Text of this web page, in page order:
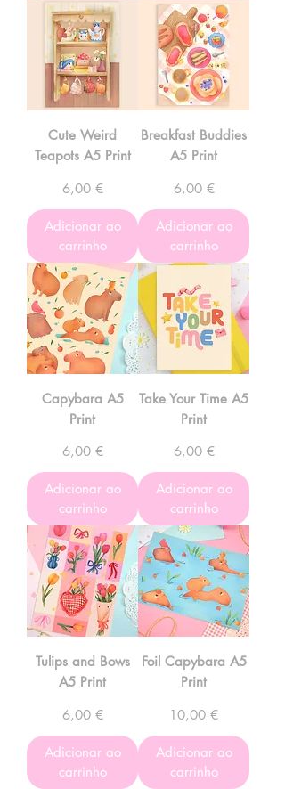
Cute Weird
Teapots A5 Print
Preço
6,00 €
Adicionar ao
carrinho
Breakfast Buddies
A5 Print
Preço
6,00 €
Adicionar ao
carrinho
Capybara A5
Print
Preço
6,00 €
Adicionar ao
carrinho
Take Your Time A5
Print
Preço
6,00 €
Adicionar ao
carrinho
Tulips and Bows
A5 Print
Preço
6,00 €
Adicionar ao
carrinho
Foil Capybara A5
Print
Preço
10,00 €
Adicionar ao
carrinho